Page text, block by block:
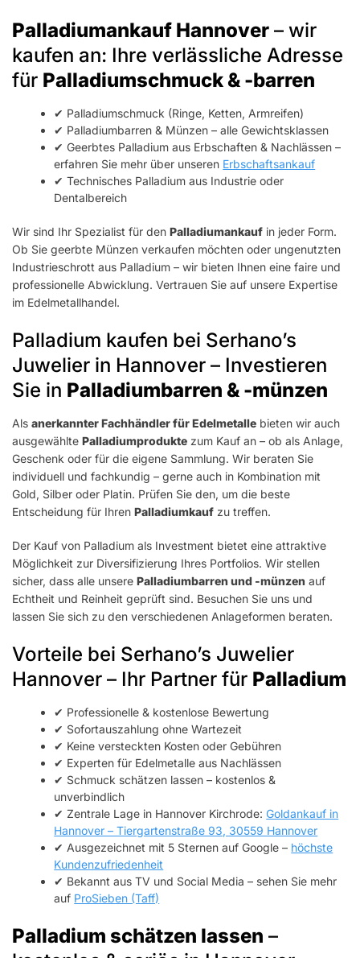
Palladiumankauf Hannover – wir
kaufen an: Ihre verlässliche Adresse
für Palladiumschmuck & -barren
✔ Palladiumschmuck (Ringe, Ketten, Armreifen)
✔ Palladiumbarren & Münzen – alle Gewichtsklassen
✔ Geerbtes Palladium aus Erbschaften & Nachlässen –
erfahren Sie mehr über unseren Erbschaftsankauf
✔ Technisches Palladium aus Industrie oder
Dentalbereich
Wir sind Ihr Spezialist für den Palladiumankauf in jeder Form.
Ob Sie geerbte Münzen verkaufen möchten oder ungenutzten
Industrieschrott aus Palladium – wir bieten Ihnen eine faire und
professionelle Abwicklung. Vertrauen Sie auf unsere Expertise
im Edelmetallhandel.
Palladium kaufen bei Serhano’s
Juwelier in Hannover – Investieren
Sie in Palladiumbarren & -münzen
Als anerkannter Fachhändler für Edelmetalle bieten wir auch
ausgewählte Palladiumprodukte zum Kauf an – ob als Anlage,
Geschenk oder für die eigene Sammlung. Wir beraten Sie
individuell und fachkundig – gerne auch in Kombination mit
Gold, Silber oder Platin. Prüfen Sie den, um die beste
Entscheidung für Ihren Palladiumkauf zu treffen.
Der Kauf von Palladium als Investment bietet eine attraktive
Möglichkeit zur Diversifizierung Ihres Portfolios. Wir stellen
sicher, dass alle unsere Palladiumbarren und -münzen auf
Echtheit und Reinheit geprüft sind. Besuchen Sie uns und
lassen Sie sich zu den verschiedenen Anlageformen beraten.
Vorteile bei Serhano’s Juwelier
Hannover – Ihr Partner für Palladium
✔ Professionelle & kostenlose Bewertung
✔ Sofortauszahlung ohne Wartezeit
✔ Keine versteckten Kosten oder Gebühren
✔ Experten für Edelmetalle aus Nachlässen
✔ Schmuck schätzen lassen – kostenlos &
unverbindlich
✔ Zentrale Lage in Hannover Kirchrode:Goldankauf in
Hannover – Tiergartenstraße 93, 30559 Hannover
✔ Ausgezeichnet mit 5 Sternen auf Google – höchste
Kundenzufriedenheit
✔ Bekannt aus TV und Social Media – sehen Sie mehr
auf ProSieben (Taff)
Palladium schätzen lassen –